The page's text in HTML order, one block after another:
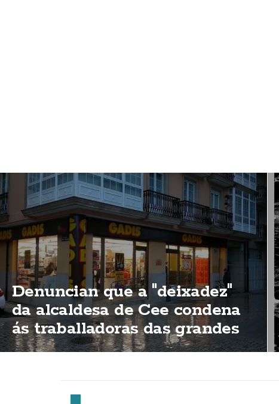
Denuncian que a "deixadez"
da alcaldesa de Cee condena
ás traballadoras das grandes
superificies a traballar o 15 de